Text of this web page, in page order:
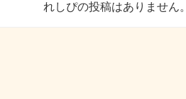
れしぴの投稿はありません。